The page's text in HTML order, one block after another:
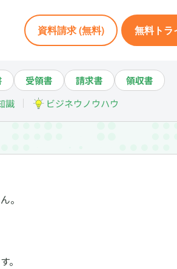
資料請求 (無料) 無料トラ
受領書 請求書
領収書
識
ビジネウノウハウ
。
。